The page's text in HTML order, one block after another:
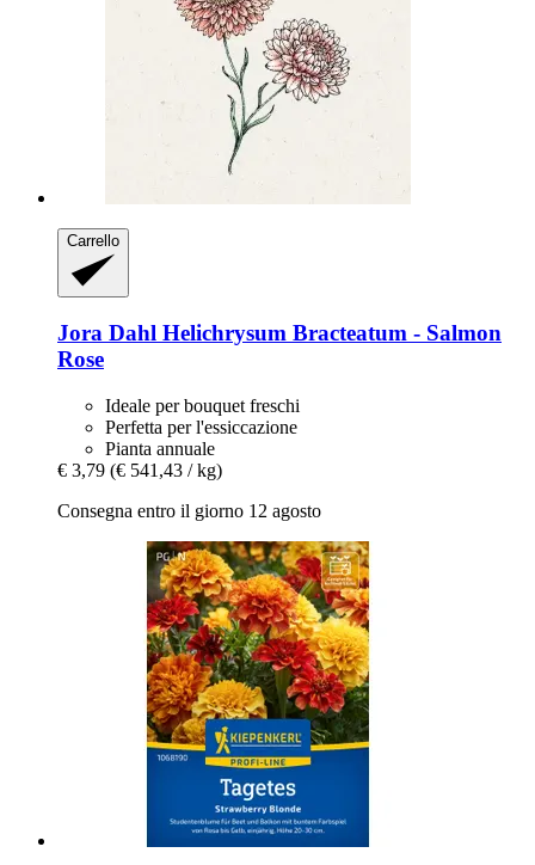
Carrello
Jora Dahl Helichrysum Bracteatum -​ Salmon
Rose
Ideale per bouquet freschi
Perfetta per l'essiccazione
Pianta annuale
€ 3,79 (€ 541,43 / kg)
Consegna entro il giorno 12 agosto